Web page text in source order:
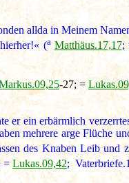
allda in Meinem
(a Matthäus.17,17;
-27; =
er ein erbärmlich
mehrere arge Flüche
des Knaben Leib und
= Lukas.09,42;